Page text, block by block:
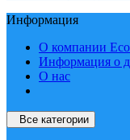
Информация
О компании
Информация о
О нас
Все категории